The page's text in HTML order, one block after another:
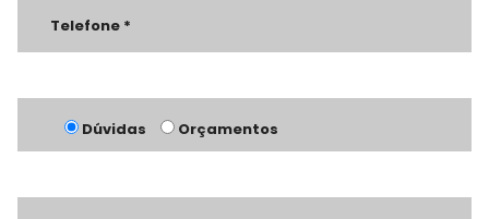
Dúvidas Orçamentos